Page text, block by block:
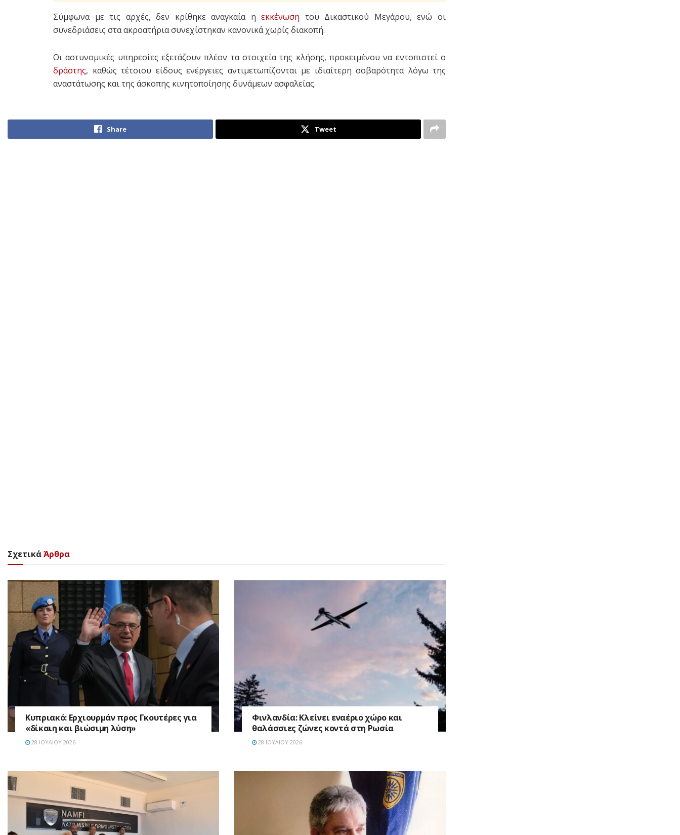
Σύμφωνα με τις αρχές, δεν κρίθηκε αναγκαία ηεκκένωση του Δικαστικού Μεγάρου, ενώ οι
συνεδριάσεις στα ακροατήρια συνεχίστηκαν κανονικά χωρίς διακοπή.
Οι αστυνομικές υπηρεσίες εξετάζουν πλέον τα στοιχεία της κλήσης, προκειμένου να εντοπιστεί ο
δράστης, καθώς τέτοιου είδους ενέργειες αντιμετωπίζονται με ιδιαίτερη σοβαρότητα λόγω της
αναστάτωσης και της άσκοπης κινητοποίησης δυνάμεων ασφαλείας.
Share Tweet
ΣχετικάΆρθρα
Κυπριακό: Ερχιουρμάν προς Γκουτέρες για
«δίκαιη και βιώσιμη λύση»
28 ΙΟΥΛΊΟΥ 2026
Φινλανδία: Κλείνει εναέριο χώρο και
θαλάσσιες ζώνες κοντά στη Ρωσία
28 ΙΟΥΛΊΟΥ 2026